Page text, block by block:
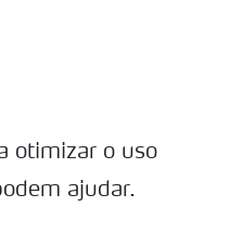
otimizar o uso
ajudar.